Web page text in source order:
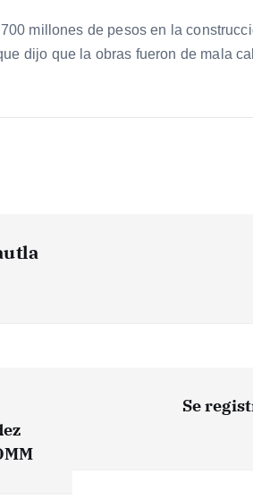
millones de pesos en la
dijo que la obras fueron de mala
Se